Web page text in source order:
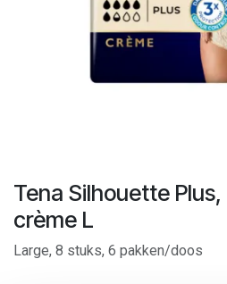
Tena Silhouette
crème L
Large, 8 stuks, 6 pakken/doos